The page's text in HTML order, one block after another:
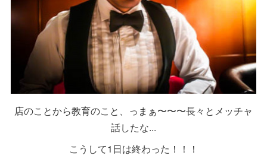
店のことから教育のこと、っまぁ〜〜〜長々とメッチャ
話したな...
こうして1日は終わった！！！